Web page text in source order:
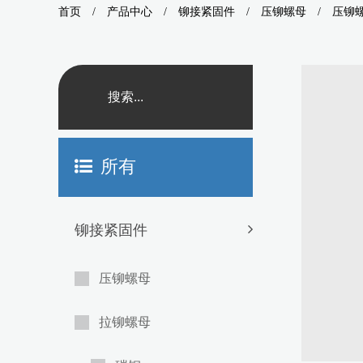
首页 / 产品中心 / 铆接紧固件 / 压铆螺母 / 压铆
所有
铆接紧固件
压铆螺母
拉铆螺母